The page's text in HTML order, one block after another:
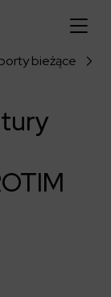
bieżące